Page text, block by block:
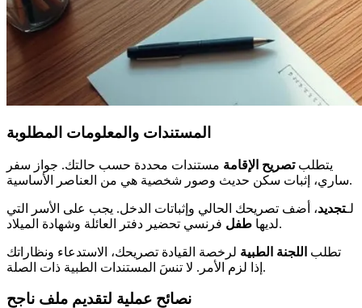
المستندات والمعلومات المطلوبة
يتطلبتصريح الإقامة مستندات محددة حسب حالتك. جواز سفر
ساري، إثبات سكن حديث وصور شخصية هي من العناصر الأساسية.
لـتجديد، أضف تصريحك الحالي وإثباتات الدخل. يجب على الأسر التي
لديها طفل فرنسي تحضير دفتر العائلة وشهادة الميلاد.
تطلب اللجنة الطبية لرخصة القيادة تصريحك، الاستدعاء ونظاراتك
إذا لزم الأمر. لا تنسَ المستندات الطبية ذات الصلة.
نصائح عملية لتقديم ملف ناجح